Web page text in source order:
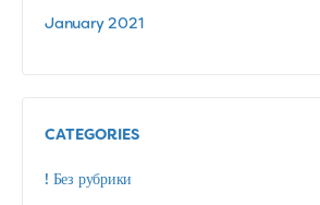
January 2021
CATEGORIES
! Без рубрики